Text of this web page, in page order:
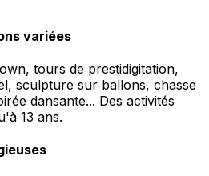
variées
tours de prestidigitation,
sculpture sur ballons, chasse
dansante... Des activités
13 ans.